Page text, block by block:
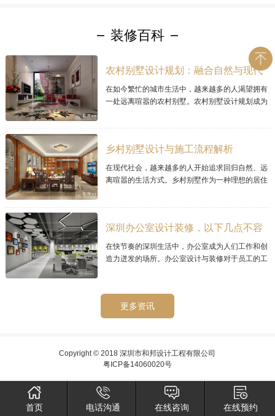
装修百科
农村别墅设计规划：融合自然与现代
的理想家居
在如今繁忙的城市生活中，越来越多的人渴望拥有
一处远离喧嚣的农村别墅。农村别墅设计规划成为
乡村别墅设计与施工流程解析
在现代社会，越来越多的人开始追求回归自然、远
离喧嚣的生活方式。乡村别墅作为一种理想的居住
深圳办公室设计装修，以下几点不容
忽视的
在快节奏的深圳生活中，办公室成为人们工作和创
造力迸发的场所。办公室设计与装修对于员工的工
更多资讯
Copyright © 2018 深圳市和邦设计工程有限公司
粤ICP备14060020号
首页 电话沟通 在线咨询 在线预约